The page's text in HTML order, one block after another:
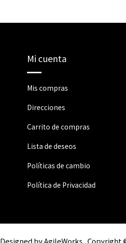
Mi cuenta
Mis compras
Direcciones
Carrito de compras
Lista de deseos
Políticas de cambio
Política de Privacidad
Designed byAgileWorks Copyright